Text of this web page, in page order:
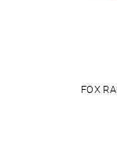
FOX